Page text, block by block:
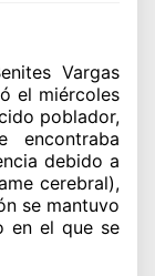
Vargas
el miércoles
poblador,
debido a
cerebral),
se mantuvo
en el que se